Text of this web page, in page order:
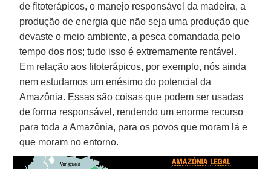
de fitoterápicos, o manejo responsável da madeira, a
produção de energia que não seja uma produção que
devaste o meio ambiente, a pesca comandada pelo
tempo dos rios; tudo isso é extremamente rentável.
Em relação aos fitoterápicos, por exemplo, nós ainda
nem estudamos um enésimo do potencial da
Amazônia. Essas são coisas que podem ser usadas
de forma responsável, rendendo um enorme recurso
para toda a Amazônia, para os povos que moram lá e
que moram no entorno.